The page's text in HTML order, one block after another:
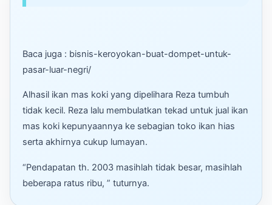
Baca juga : bisnis-keroyokan-buat-dompet-untuk-
pasar-luar-negri/
Alhasil ikan mas koki yang dipelihara Reza tumbuh
tidak kecil. Reza lalu membulatkan tekad untuk jual ikan
mas koki kepunyaannya ke sebagian toko ikan hias
serta akhirnya cukup lumayan.
“Pendapatan th. 2003 masihlah tidak besar, masihlah
beberapa ratus ribu, ” tuturnya.